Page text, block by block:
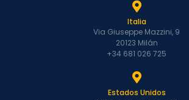
Italia
Via Giuseppe Mazzini, 9
20123 Milán
+34 681 026 725
Estados Unidos